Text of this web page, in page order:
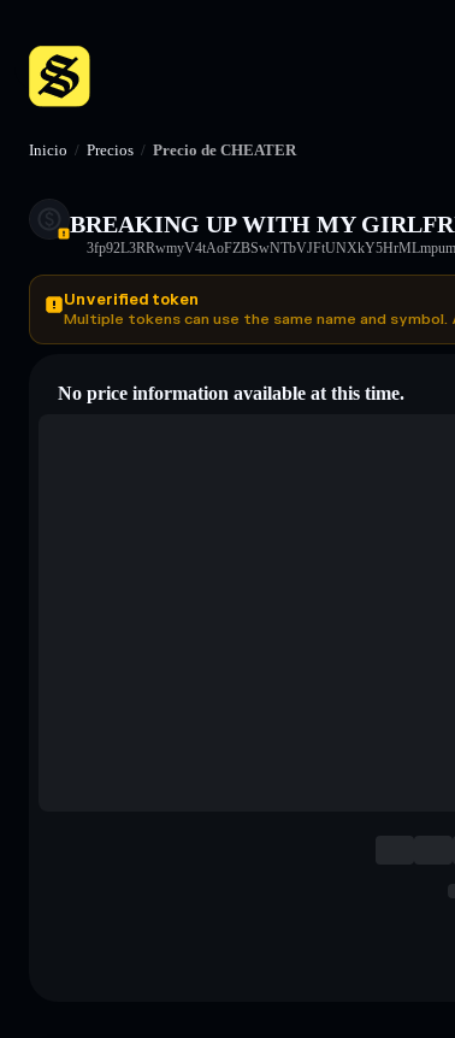
Inicio / Precios / Precio de CHEATER
BREAKING UP WITH MY
Unverified token
Multiple tokens can use the same name and
No price information available at this time.